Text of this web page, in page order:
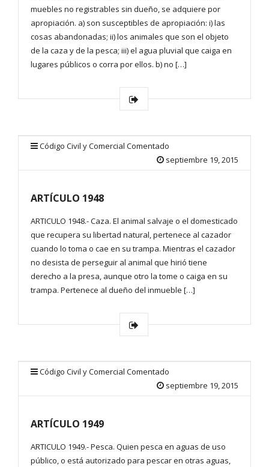
muebles no registrables sin dueño, se adquiere por
apropiación. a) son susceptibles de apropiación: i) las
cosas abandonadas; ii) los animales que son el objeto
de la caza y de la pesca; iii) el agua pluvial que caiga en
lugares públicos o corra por ellos. b) no […]
Código Civil y Comercial Comentado
septiembre 19, 2015
ARTÍCULO 1948
ARTICULO 1948.- Caza. El animal salvaje o el domesticado
que recupera su libertad natural, pertenece al cazador
cuando lo toma o cae en su trampa. Mientras el cazador
no desista de perseguir al animal que hirió tiene
derecho a la presa, aunque otro la tome o caiga en su
trampa. Pertenece al dueño del inmueble […]
Código Civil y Comercial Comentado
septiembre 19, 2015
ARTÍCULO 1949
ARTICULO 1949.- Pesca. Quien pesca en aguas de uso
público, o está autorizado para pescar en otras aguas,